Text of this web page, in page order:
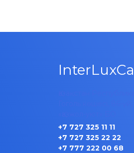
+7 727 325 11 11
+7 727 325 22 22
+7 777 222 00 68